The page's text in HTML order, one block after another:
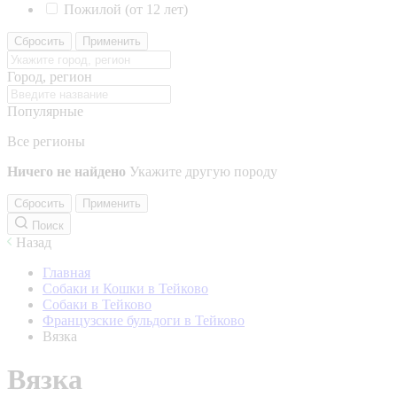
Пожилой (от 12 лет)
Сбросить Применить
Город, регион
Популярные
Все регионы
Ничего не найдено Укажите другую породу
Сбросить
Применить
Поиск
Назад
Главная
Собаки и Кошки в Тейково
Собаки в Тейково
Французские бульдоги в Тейково
Вязка
Вязка